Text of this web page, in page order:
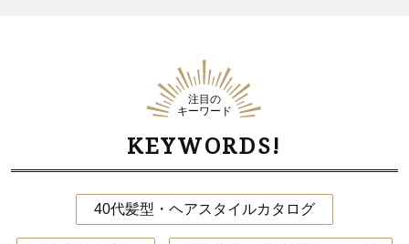
注目の
キーワード
KEYWORDS!
40代髪型・ヘアスタイルカタログ